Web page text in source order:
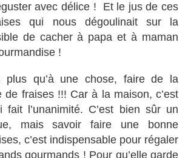
avec délice ! Et le jus de ces
qui nous dégoulinait sur la
de cacher à papa et à maman
!
plus qu’à une chose, faire de la
de fraises !!! Car à la maison, c’est
fait l’unanimité. C’est bien sûr un
mais savoir faire une bonne
c’est indispensable pour régaler
gourmands ! Pour qu’elle garde